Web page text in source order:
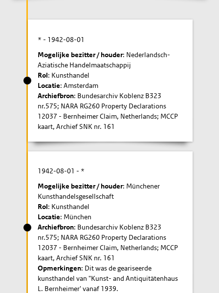
* - 1942-08-01
Mogelijke bezitter / houder: Nederlandsch-
Aziatische Handelmaatschappij
Rol: Kunsthandel
Locatie: Amsterdam
Archiefbron: Bundesarchiv Koblenz B323
nr.575; NARA RG260 Property Declarations
12037 - Bernheimer Claim, Netherlands; MCCP
kaart, Archief SNK nr. 161
1942-08-01 - *
Mogelijke bezitter / houder: Münchener
Kunsthandelsgesellschaft
Rol: Kunsthandel
Locatie: München
Archiefbron: Bundesarchiv Koblenz B323
nr.575; NARA RG260 Property Declarations
12037 - Bernheimer Claim, Netherlands; MCCP
kaart, Archief SNK nr. 161
Opmerkingen: Dit was de geariseerde
kunsthandel van "Kunst- and Antiquitätenhaus
L. Bernheimer' vanaf 1939.